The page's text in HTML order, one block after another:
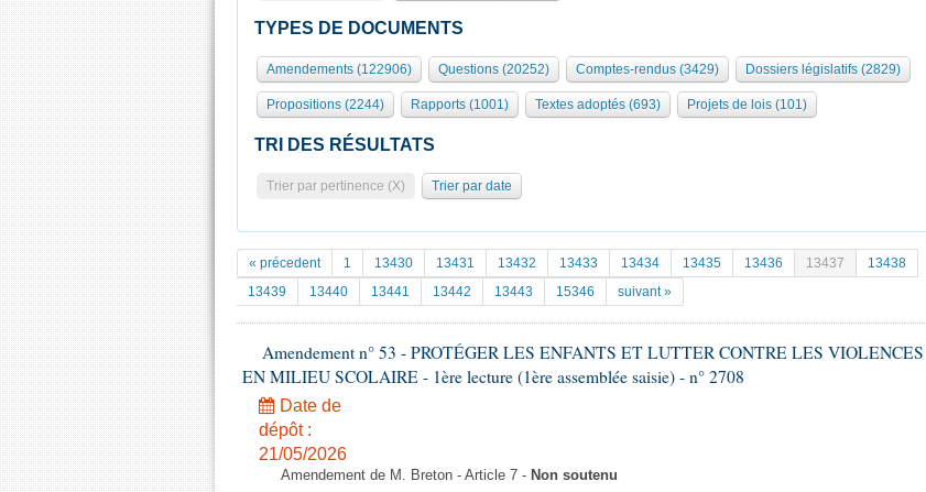
TYPES DE DOCUMENTS
Amendements (122906) Questions (20252) Comptes-rendus (3429) Dossiers législatifs (2829)
Propositions (2244) Rapports (1001) Textes adoptés (693) Projets de lois (101)
TRI DES RÉSULTATS
Trier par pertinence (X) Trier par date
« précedent 1 13430 13431 13432 13433 13434 13435 13436 13437
13438
13439
13440 13441 13442 13443 15346 suivant »
Amendement n° 53 - PROTÉGER LES ENFANTS ET LUTTER CONTRE LES VIOLENCES
EN MILIEU SCOLAIRE - 1ère lecture (1ère assemblée saisie) - n° 2708
Date de
dépôt :
21/05/2026
Amendement de M. Breton - Article 7 - Non soutenu